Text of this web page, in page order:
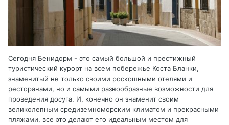
Сегодня Бенидорм - это самый большой и престижный
туристический курорт на всем побережье Коста Бланки,
знаменитый не только своими роскошными отелями и
ресторанами, но и самыми разнообразные возможности для
проведения досуга. И, конечно он знаменит своим
великолепным средиземноморским климатом и прекрасными
пляжами, все это делают его идеальным местом для